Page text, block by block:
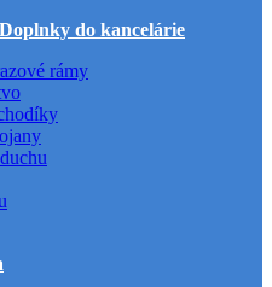
Doplnky do kancelárie
rámy